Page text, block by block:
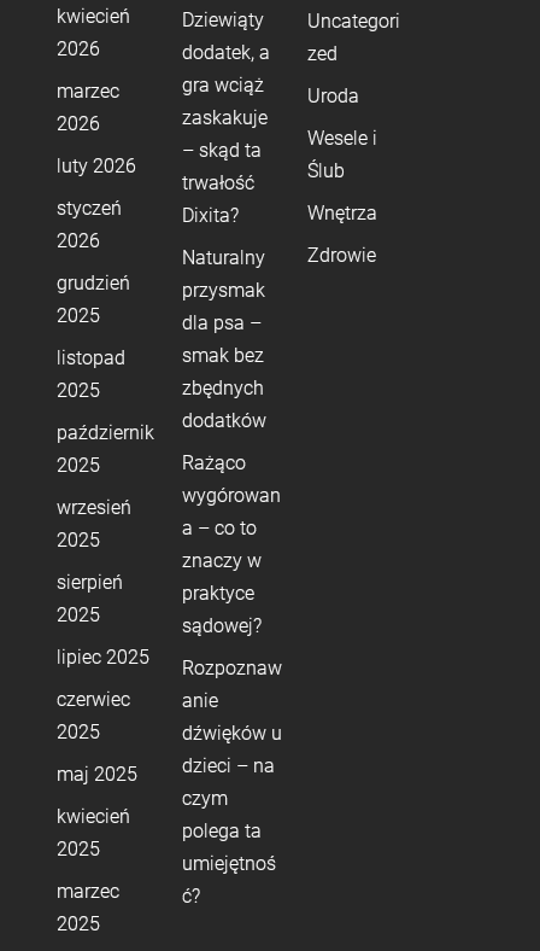
kwiecień
2026
marzec
2026
luty 2026
styczeń
2026
grudzień
2025
listopad
2025
październik
2025
wrzesień
2025
sierpień
2025
lipiec 2025
czerwiec
2025
maj 2025
kwiecień
2025
marzec
2025
Dziewiąty
dodatek, a
gra wciąż
zaskakuje
– skąd ta
trwałość
Dixita?
Naturalny
przysmak
dla psa –
smak bez
zbędnych
dodatków
Rażąco
wygórowan
a – co to
znaczy w
praktyce
sądowej?
Rozpoznaw
anie
dźwięków u
dzieci – na
czym
polega ta
umiejętnoś
ć?
Uncategori
zed
Uroda
Wesele i
Ślub
Wnętrza
Zdrowie